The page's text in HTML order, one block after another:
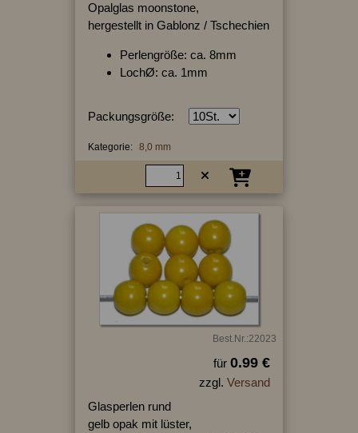
Opalglas moonstone,
hergestellt in Gablonz / Tschechien
Perlengröße: ca. 8mm
LochØ: ca. 1mm
Packungsgröße:
Kategorie: 8,0 mm
Best.Nr.:22023
für 0.99 €
zzgl. Versand
Glasperlen rund
gelb opak mit lüster,